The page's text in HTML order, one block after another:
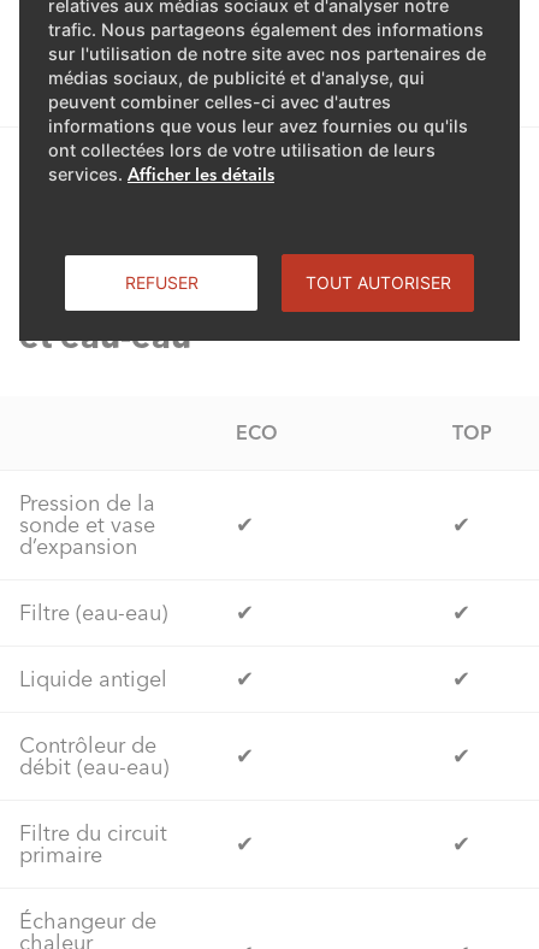
relatives aux médias sociaux et d'analyser notre
trafic. Nous partageons également des informations
sur l'utilisation de notre site avec nos partenaires de
médias sociaux, de publicité et d'analyse, qui
peuvent combiner celles-ci avec d'autres
informations que vous leur avez fournies ou qu'ils
ont collectées lors de votre utilisation de leurs
services. Afficher les détails
REFUSER TOUT AUTORISER
Contrôle
ventilateur,
processus de
dégivrage
✔ ✔
Contrôle AQUATOP® sol-eau
et eau-eau
ECO TOP
Pression de la
sonde et vase
d’expansion
✔ ✔
Filtre (eau-eau) ✔ ✔
Liquide antigel ✔ ✔
Contrôleur de
débit (eau-eau) ✔ ✔
Filtre du circuit
primaire ✔ ✔
Échangeur de
chaleur